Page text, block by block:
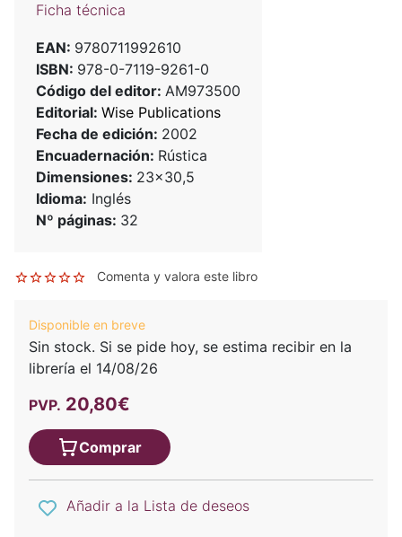
Ficha técnica
EAN: 9780711992610
ISBN: 978-0-7119-9261-0
Código del editor: AM973500
Editorial: Wise Publications
Fecha de edición: 2002
Encuadernación: Rústica
Dimensiones: 23x30,5
Idioma: Inglés
Nº páginas: 32
Comenta y valora este libro
Disponible en breve
Sin stock. Si se pide hoy, se estima recibir en la
librería el 14/08/26
PVP. 20,80€
Comprar
Añadir a la Lista de deseos